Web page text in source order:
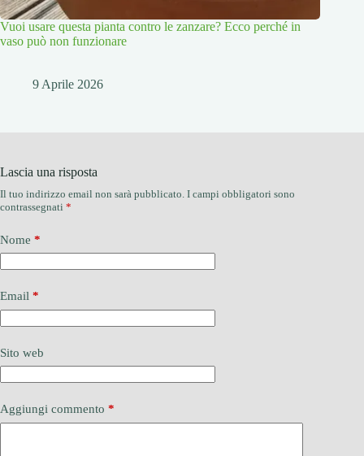
Vuoi usare questa pianta contro le zanzare? Ecco perché in
vaso può non funzionare
9 Aprile 2026
Lascia una risposta
Il tuo indirizzo email non sarà pubblicato. I campi obbligatori sono
contrassegnati *
Nome *
Email *
Sito web
Aggiungi commento *